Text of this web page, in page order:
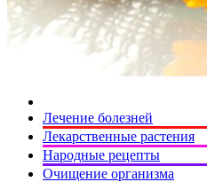
Лечение болезней
Лекарственные растения
Народные рецепты
Очищение организма